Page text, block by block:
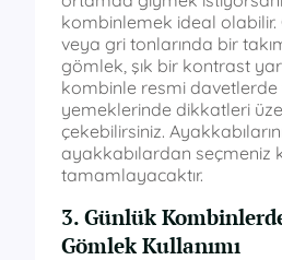
kombinlemek ideal olabilir.
veya gri tonlarında bir
gömlek, şık bir kontrast
kombinle resmi
yemeklerinde dikkatleri
çekebilirsiniz.
ayakkabılardan seçmeniz
tamamlayacaktır.
3. Günlük
Gömlek Kullanımı